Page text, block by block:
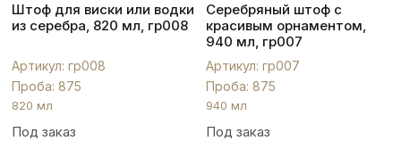
Штоф для виски или водки
из серебра, 820 мл, гр008
Артикул: гр008
Проба: 875
820 мл
Под заказ
Серебряный штоф с
красивым орнаментом,
940 мл, гр007
Артикул: гр007
Проба: 875
940 мл
Под заказ